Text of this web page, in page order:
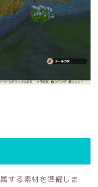
する素材を準備しま